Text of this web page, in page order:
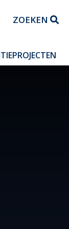
ZOEKEN